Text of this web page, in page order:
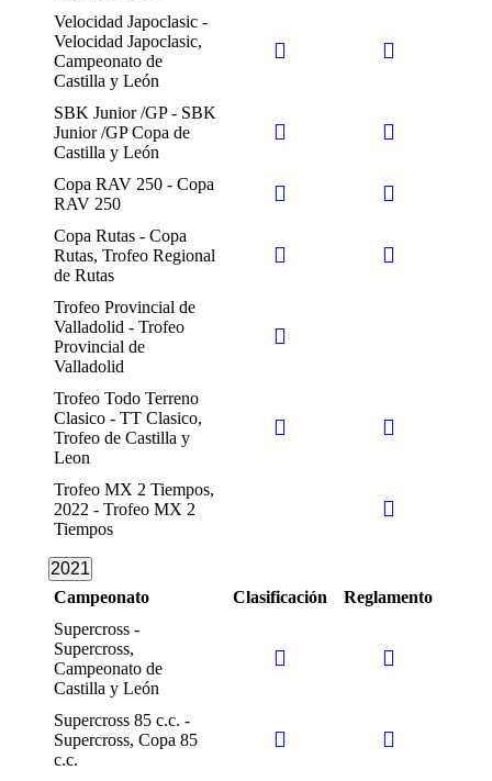
Velocidad Japoclasic -
Velocidad Japoclasic,
Campeonato de
Castilla y León
SBK Junior /GP - SBK
Junior /GP Copa de
Castilla y León
Copa RAV 250 - Copa
RAV 250
Copa Rutas - Copa
Rutas, Trofeo Regional
de Rutas
Trofeo Provincial de
Valladolid - Trofeo
Provincial de
Valladolid
Trofeo Todo Terreno
Clasico - TT Clasico,
Trofeo de Castilla y
Leon
Trofeo MX 2 Tiempos,
2022 - Trofeo MX 2
Tiempos
2021
Campeonato
Clasificación
Reglamento
Supercross -
Supercross,
Campeonato de
Castilla y León
Supercross 85 c.c. -
Supercross, Copa 85
c.c.